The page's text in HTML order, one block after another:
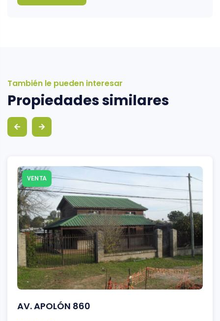
También le pueden interesar
Propiedades similares
VENTA
AV. APOLÓN 860